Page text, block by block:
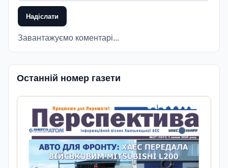
Надіслати
Завантажуємо коментарі...
Останній номер газети